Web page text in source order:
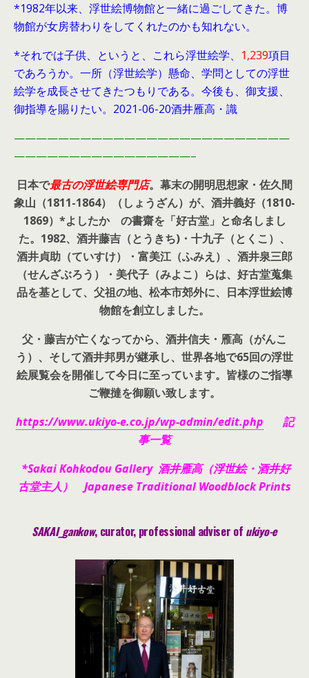
*1982年以来、浮世絵博物館と一緒に過ごしてきた。博
物館が女房替わりをしてくれたのかも知れない。
*それでは子供、というと、これら浮世絵学、 1,239項目
であろうか。一所（浮世絵学）懸命、学問としての浮世
絵学を成長させてきたつもりである。今後も、御支援、
御指導を賜りたい。2021-06-20酒井雁高・識
—————————————————————————
————————————————–
日本で最古の浮世絵専門店。幕末の開明思想家・ 佐久間
象山（1811-1864）（しょうざん）が、酒井義好（1810-
1869）*よしたか の書齋を「好古堂」と命名しまし
た。 1982、酒井藤吉（とうきち)・十九子（とくこ）、
酒井貞助（ていすけ）・富美江（ふみえ）、酒井泉三郎
（せんざぶろう）・美代子（みよこ）らは、好古堂蒐集
品を基として、父祖の地、松本市郊外に、日本浮世絵博
物館を創立しました。
父・藤吉が亡くなってから、酒井信夫・雁高（がんこ
う）、そして酒井邦男が継承し、世界各地で65回の浮世
絵展覧会を開催して今日に至っています。皆様のご指導
ご鞭撻を御願い致します。
https://www.ukiyo-e.co.jp/wp-admin/edit.php 記
事一覧
*Sakai Kohkodou Gallery 酒井雁高（浮世絵・酒井好
古堂主人） Japanese Traditional Woodblock Prints
SAKAI_gankow, curator, professional adviser of ukiyo-e